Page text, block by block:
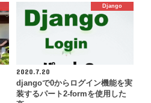
Django
2020.7.20
djangoで0からログイン機能を実
装するパート2-formを使用した